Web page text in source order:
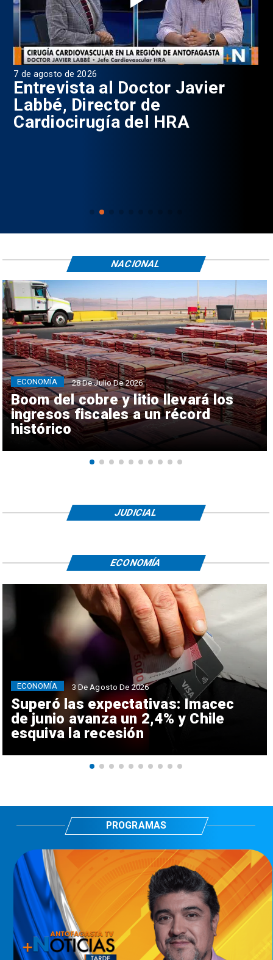
7 de agosto de 2026
Entrevista al Doctor Javier
Labbé, Director de
Cardiocirugía del HRA
Boom del cobre y litio llevará los
ingresos fiscales a un récord
histórico
ECONOMÍA 28 De Julio De 2026
NACIONAL
JUDICIAL
Superó las expectativas: Imacec
de junio avanza un 2,4% y Chile
esquiva la recesión
ECONOMÍA 3 De Agosto De 2026
ECONOMÍA
PROGRAMAS